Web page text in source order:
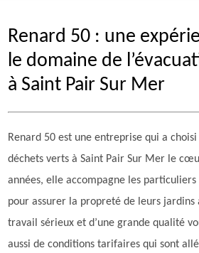
Renard 50 : une
le domaine de
à Saint Pair Sur Mer
Renard 50 est une entreprise qui a
déchets verts à Saint Pair Sur Mer le
années, elle accompagne les
pour assurer la propreté de leurs jardins
travail sérieux et d’une grande qualité
aussi de conditions tarifaires qui sont